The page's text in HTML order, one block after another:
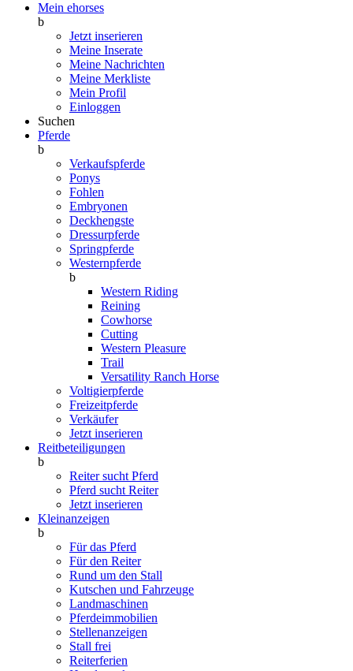
Mein ehorses
b
Jetzt inserieren
Meine Inserate
Meine Nachrichten
Meine Merkliste
Mein Profil
Einloggen
Suchen
Pferde
b
Verkaufspferde
Ponys
Fohlen
Embryonen
Deckhengste
Dressurpferde
Springpferde
Westernpferde
b
Western Riding
Reining
Cowhorse
Cutting
Western Pleasure
Trail
Versatility Ranch Horse
Voltigierpferde
Freizeitpferde
Verkäufer
Jetzt inserieren
Reitbeteiligungen
b
Reiter sucht Pferd
Pferd sucht Reiter
Jetzt inserieren
Kleinanzeigen
b
Für das Pferd
Für den Reiter
Rund um den Stall
Kutschen und Fahrzeuge
Landmaschinen
Pferdeimmobilien
Stellenanzeigen
Stall frei
Reiterferien